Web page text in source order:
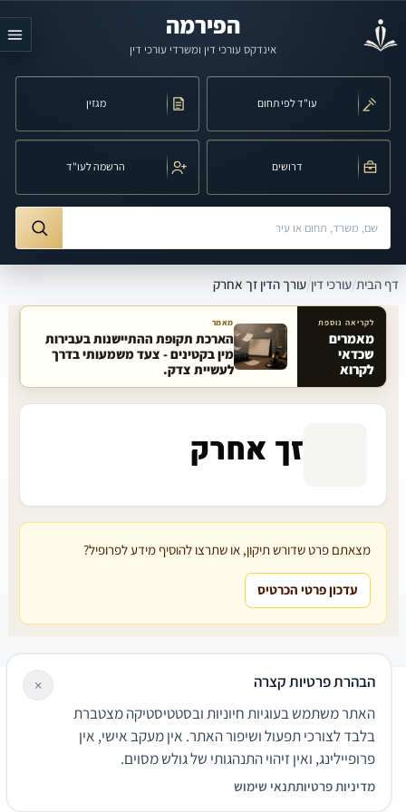
הפירמה
אינדקס עורכי דין ומשרדי עורכי דין
עו"ד לפי תחום מגזין
דרושים הרשמה לעו"ד
חיפוש לפי שם, משרד, תחום משפט או עיר
דף הבית/עורכי דין/עורך הדין זך אחרק
מאמרים קשורים באתר
לקריאה נוספת
מאמרים
שכדאי
לקרוא
מאמר
הארכת תקופת ההתיישנות בעבירות
מין בקטינים - צעד משמעותי בדרך
לעשיית צדק.
זך אחרק
מצאתם פרט שדורש תיקון, או שתרצו להוסיף מידע לפרופיל?
עדכון פרטי הכרטיס
שירותים משפטיים
דרושים צור קשר נגישותפרטיות
תנאי שימוש
© 2026 הפירמה. כל הזכויות שמורות.
הבהרת פרטיות קצרה
האתר משתמש בעוגיות חיוניות ובסטטיסטיקה מצטברת
בלבד לצורכי תפעול ושיפור האתר. אין מעקב אישי, אין
פרופיילינג, ואין זיהוי התנהגותי של גולש מסוים.
מדיניות פרטיותתנאי שימוש
×